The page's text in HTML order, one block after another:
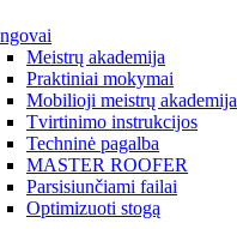
Meistrų akademija
Praktiniai mokymai
Mobilioji meistrų akademija
Tvirtinimo instrukcijos
Techninė pagalba
MASTER ROOFER
Parsisiunčiami failai
Optimizuoti stogą